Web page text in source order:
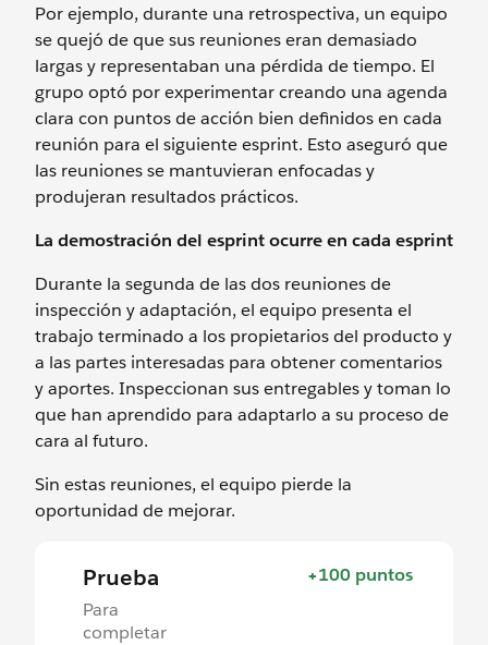
Por ejemplo, durante una retrospectiva, un equipo
se quejó de que sus reuniones eran demasiado
largas y representaban una pérdida de tiempo. El
grupo optó por experimentar creando una agenda
clara con puntos de acción bien definidos en cada
reunión para el siguiente esprint. Esto aseguró que
las reuniones se mantuvieran enfocadas y
produjeran resultados prácticos.
La demostración del esprint ocurre en cada esprint
Durante la segunda de las dos reuniones de
inspección y adaptación, el equipo presenta el
trabajo terminado a los propietarios del producto y
a las partes interesadas para obtener comentarios
y aportes. Inspeccionan sus entregables y toman lo
que han aprendido para adaptarlo a su proceso de
cara al futuro.
Sin estas reuniones, el equipo pierde la
oportunidad de mejorar.